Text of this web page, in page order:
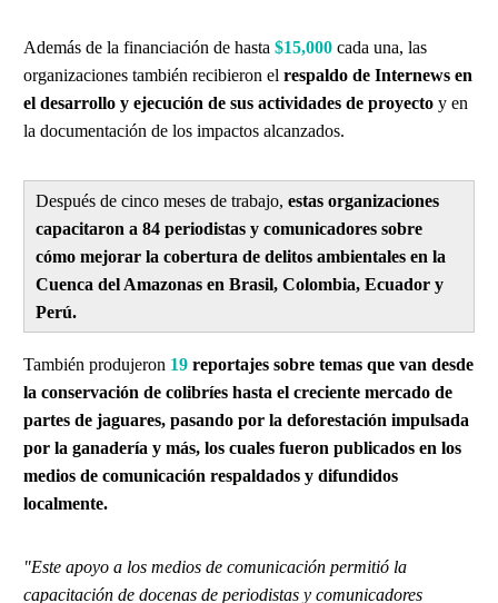
Además de la financiación de hasta $15,000 cada una, las
organizaciones también recibieron el respaldo de Internews en
el desarrollo y ejecución de sus actividades de proyecto y en
la documentación de los impactos alcanzados.
Después de cinco meses de trabajo, estas organizaciones
capacitaron a 84 periodistas y comunicadores sobre
cómo mejorar la cobertura de delitos ambientales en la
Cuenca del Amazonas en Brasil, Colombia, Ecuador y
Perú.
También produjeron 19 reportajes sobre temas que van desde
la conservación de colibríes hasta el creciente mercado de
partes de jaguares, pasando por la deforestación impulsada
por la ganadería y más, los cuales fueron publicados en los
medios de comunicación respaldados y difundidos
localmente.
"Este apoyo a los medios de comunicación permitió la
capacitación de docenas de periodistas y comunicadores